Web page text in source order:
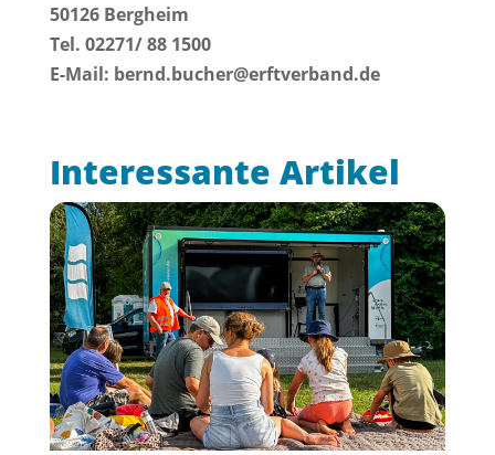
50126 Bergheim
Tel. 02271/ 88 1500
E-Mail: bernd.bucher@erftverband.de
Interessante Artikel